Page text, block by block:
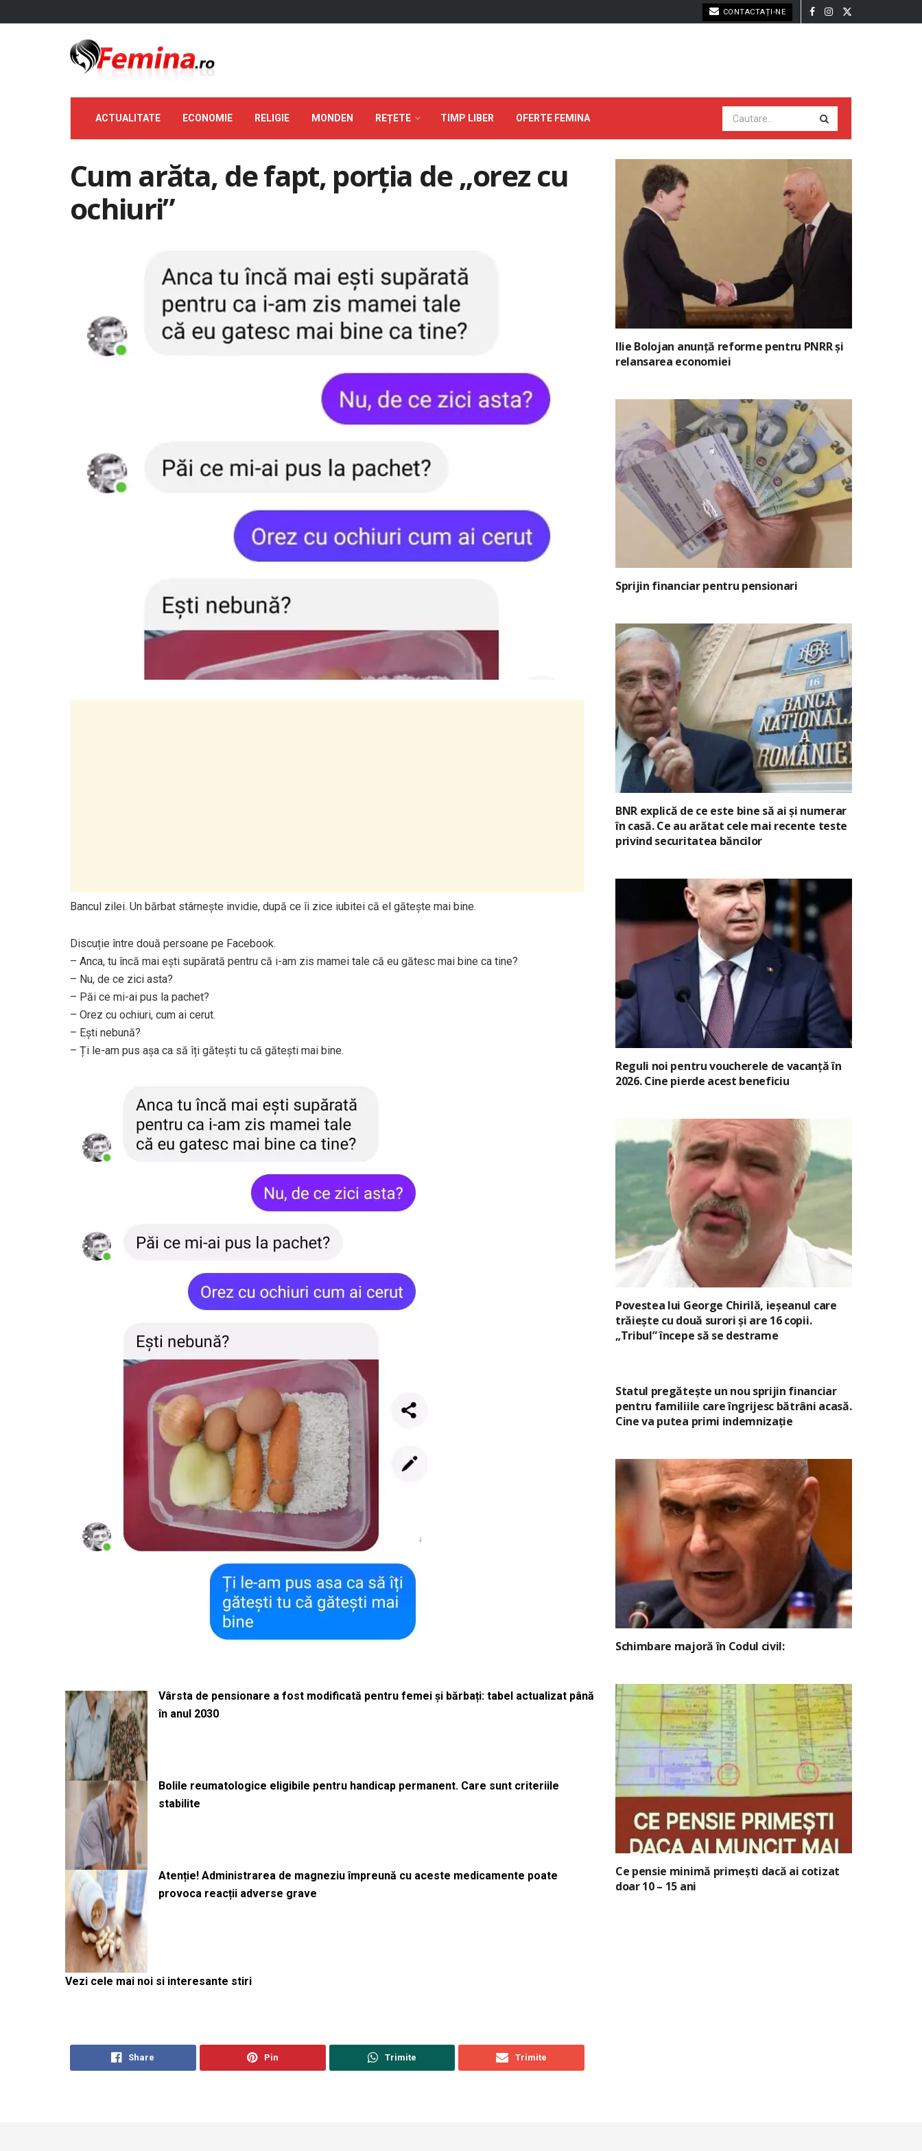
CONTACTAȚI-NE
ACTUALITATE ECONOMIE RELIGIE MONDEN REȚETE TIMP LIBER OFERTE FEMINA
Cum arăta, de fapt, porția de „orez cu
ochiuri”
Bancul zilei. Un bărbat stârnește invidie, după ce îi zice iubitei că el gătește mai bine.
Discuție între două persoane pe Facebook.
– Anca, tu încă mai ești supărată pentru că i-am zis mamei tale că eu gătesc mai bine ca tine?
– Nu, de ce zici asta?
– Păi ce mi-ai pus la pachet?
– Orez cu ochiuri, cum ai cerut.
– Ești nebună?
– Ți le-am pus așa ca să îți gătești tu că gătești mai bine.
Vârsta de pensionare a fost modificată pentru femei și bărbați: tabel actualizat până
în anul 2030
Bolile reumatologice eligibile pentru handicap permanent. Care sunt criteriile
stabilite
Atenție! Administrarea de magneziu împreună cu aceste medicamente poate
provoca reacții adverse grave
Vezi cele mai noi si interesante stiri
Share Pin Trimite Trimite
Ilie Bolojan anunță reforme pentru PNRR și
relansarea economiei
Sprijin financiar pentru pensionari
BNR explică de ce este bine să ai și numerar
în casă. Ce au arătat cele mai recente teste
privind securitatea băncilor
Reguli noi pentru voucherele de vacanță în
2026. Cine pierde acest beneficiu
Povestea lui George Chirilă, ieșeanul care
trăiește cu două surori și are 16 copii.
„Tribul” începe să se destrame
Statul pregătește un nou sprijin financiar
pentru familiile care îngrijesc bătrâni acasă.
Cine va putea primi indemnizație
Schimbare majoră în Codul civil:
Ce pensie minimă primești dacă ai cotizat
doar 10 – 15 ani